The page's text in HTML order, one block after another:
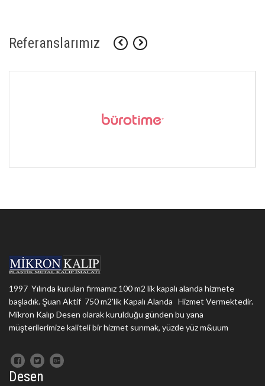
Referanslarımız
1997 Yılında kurulan firmamız 100 m2 lik kapalı alanda hizmete
başladık. Şuan Aktif 750 m2'lik Kapalı Alanda Hizmet Vermektedir.
Mikron Kalıp Desen olarak kurulduğu günden bu yana
müşterilerimize kaliteli bir hizmet sunmak, yüzde yüz m&uum
Desen